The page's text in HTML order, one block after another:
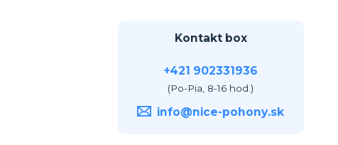
Kontakt box
+421 902331936
(Po-Pia, 8-16 hod.)
info@nice-pohony.sk